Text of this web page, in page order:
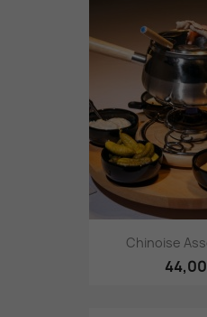
Chinoise